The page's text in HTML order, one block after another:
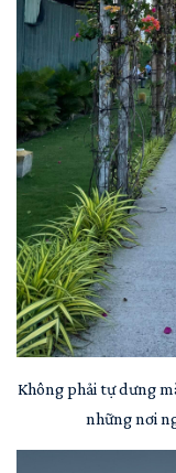
Không phải tự dưng
những nơi